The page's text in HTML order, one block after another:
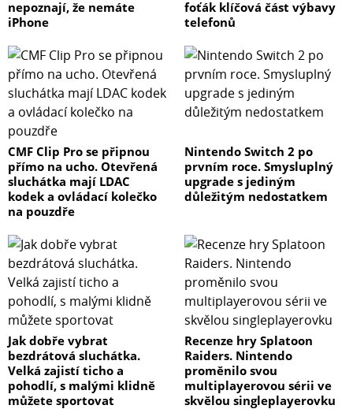
nepoznají, že nemáte
iPhone
foťák klíčová část výbavy
telefonů
CMF Clip Pro se připnou
přímo na ucho. Otevřená
sluchátka mají LDAC
kodek a ovládací kolečko
na pouzdře
Nintendo Switch 2 po
prvním roce. Smysluplný
upgrade s jediným
důležitým nedostatkem
Jak dobře vybrat
bezdrátová sluchátka.
Velká zajistí ticho a
pohodlí, s malými klidně
můžete sportovat
Recenze hry Splatoon
Raiders. Nintendo
proměnilo svou
multiplayerovou sérii ve
skvělou singleplayerovku